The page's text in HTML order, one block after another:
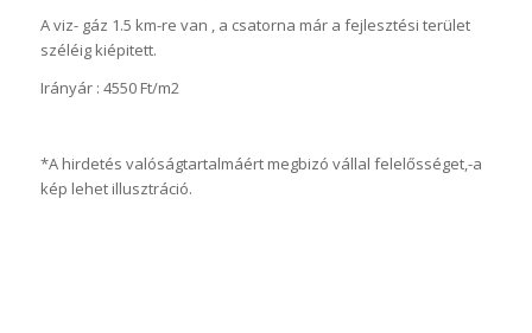
A viz- gáz 1.5 km-re van , a csatorna már a fejlesztési terület
széléig kiépitett.
Irányár : 4550 Ft/m2
*A hirdetés valóságtartalmáért megbizó vállal felelősséget,-a
kép lehet illusztráció.